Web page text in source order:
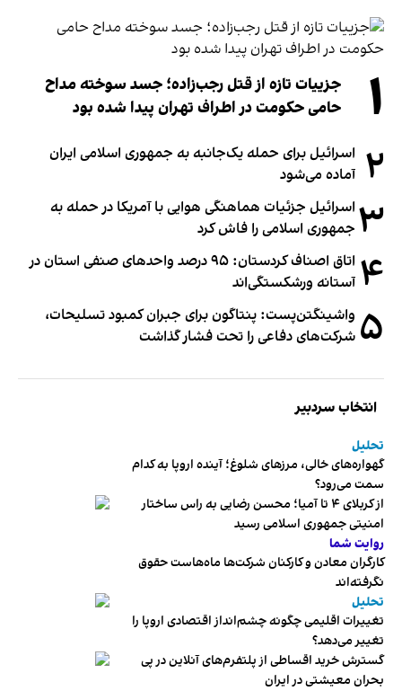
۱
جزییات تازه از قتل رجب‌زاده؛ جسد سوخته مداح
حامی حکومت در اطراف تهران پیدا شده بود
۲ اسرائیل برای حمله یک‌جانبه به جمهوری اسلامی ایران
آماده می‌شود
۳ اسرائیل جزئیات هماهنگی هوایی با آمریکا در حمله به
جمهوری اسلامی را فاش کرد
۴
اتاق اصناف کردستان: ۹۵ درصد واحدهای صنفی استان در
آستانه ورشکستگی‌اند
۵ واشینگتن‌پست: پنتاگون برای جبران کمبود تسلیحات،
شرکت‌های دفاعی را تحت فشار گذاشت
انتخاب سردبیر
تحلیل
گهواره‌های خالی، مرزهای شلوغ؛ آینده اروپا به کدام
سمت می‌رود؟
از کربلای ۴ تا آمیا؛ محسن رضایی به راس ساختار
امنیتی جمهوری اسلامی رسید
روایت شما
کارگران معادن و کارکنان شرکت‌ها ماه‌هاست حقوق
نگرفته‌اند
تحلیل
تغییرات اقلیمی چگونه چشم‌انداز اقتصادی اروپا را
تغییر می‌دهد؟
گسترش خرید اقساطی از پلتفرم‌های آنلاین در پی
بحران معیشتی در ایران